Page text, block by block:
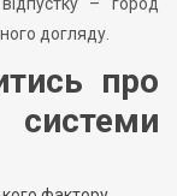
– город
догляду.
про